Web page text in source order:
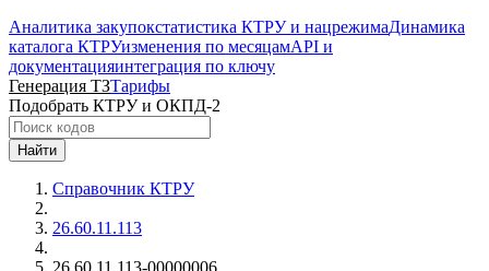
Аналитика закупокстатистика КТРУ и нацрежимаДинамика
каталога КТРУизменения по месяцамAPI и
документацияинтеграция по ключу
Генерация ТЗТарифы
Подобрать КТРУ и ОКПД-2
Найти
Справочник КТРУ
26.60.11.113
26.60.11.113-00000006